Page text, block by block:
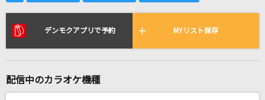
運命の人
藤田麻衣子
Mr.Children
デンモクアプリで予約 MYリスト保存
配信中のカラオケ機種